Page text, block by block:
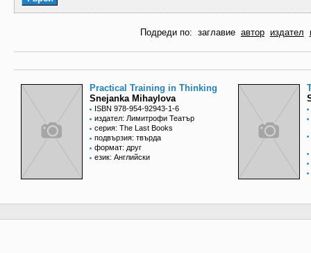
Подреди по: заглавие автор издател
Practical Training in Thinking
Snejanka Mihaylova
ISBN 978-954-92943-1-6
издател: Лимитрофи Театър
серия: The Last Books
подвързия: твърда
формат: друг
език: Английски